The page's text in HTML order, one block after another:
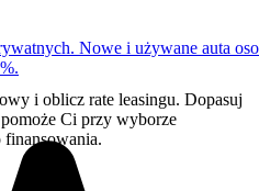
i oblicz rate leasingu. Dopasuj
Ci przy wyborze
finansowania.
Nowe i używane auta